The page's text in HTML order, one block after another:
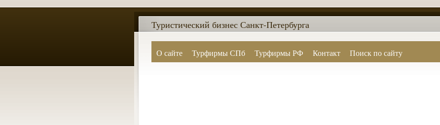
О сайте Турфирмы СПб Турфирмы РФ Контакт Поиск по сайту
Туристический бизнес Санкт-Петербурга